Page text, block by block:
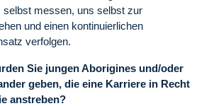
selbst messen, uns selbst zur
und einen kontinuierlichen
verfolgen.
Sie jungen Aborigines und/oder
geben, die eine Karriere in Recht
anstreben?